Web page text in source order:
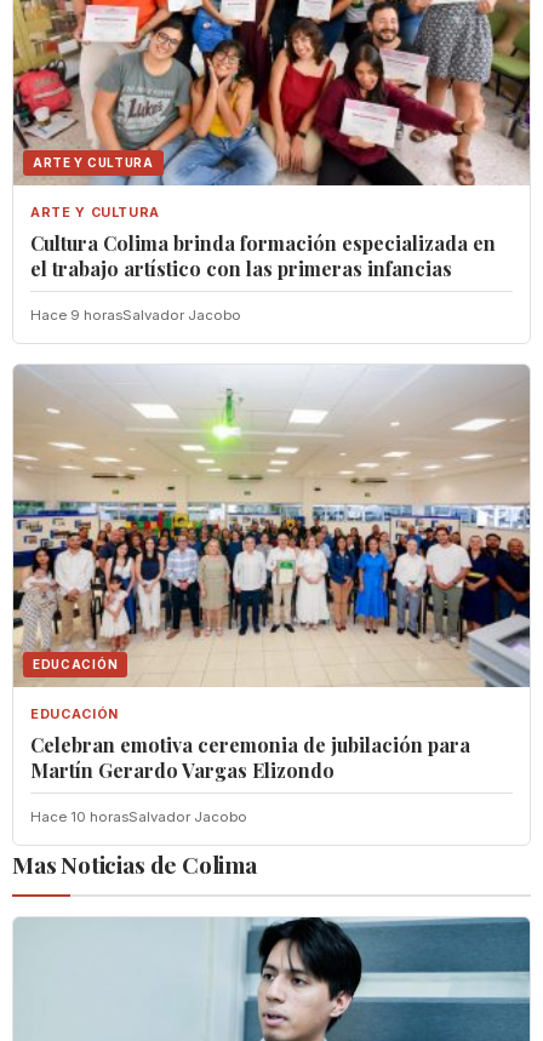
ARTE Y CULTURA
ARTE Y CULTURA
Cultura Colima brinda formación especializada en
el trabajo artístico con las primeras infancias
Hace 9 horasSalvador Jacobo
EDUCACIÓN
EDUCACIÓN
Celebran emotiva ceremonia de jubilación para
Martín Gerardo Vargas Elizondo
Hace 10 horasSalvador Jacobo
Mas Noticias de Colima